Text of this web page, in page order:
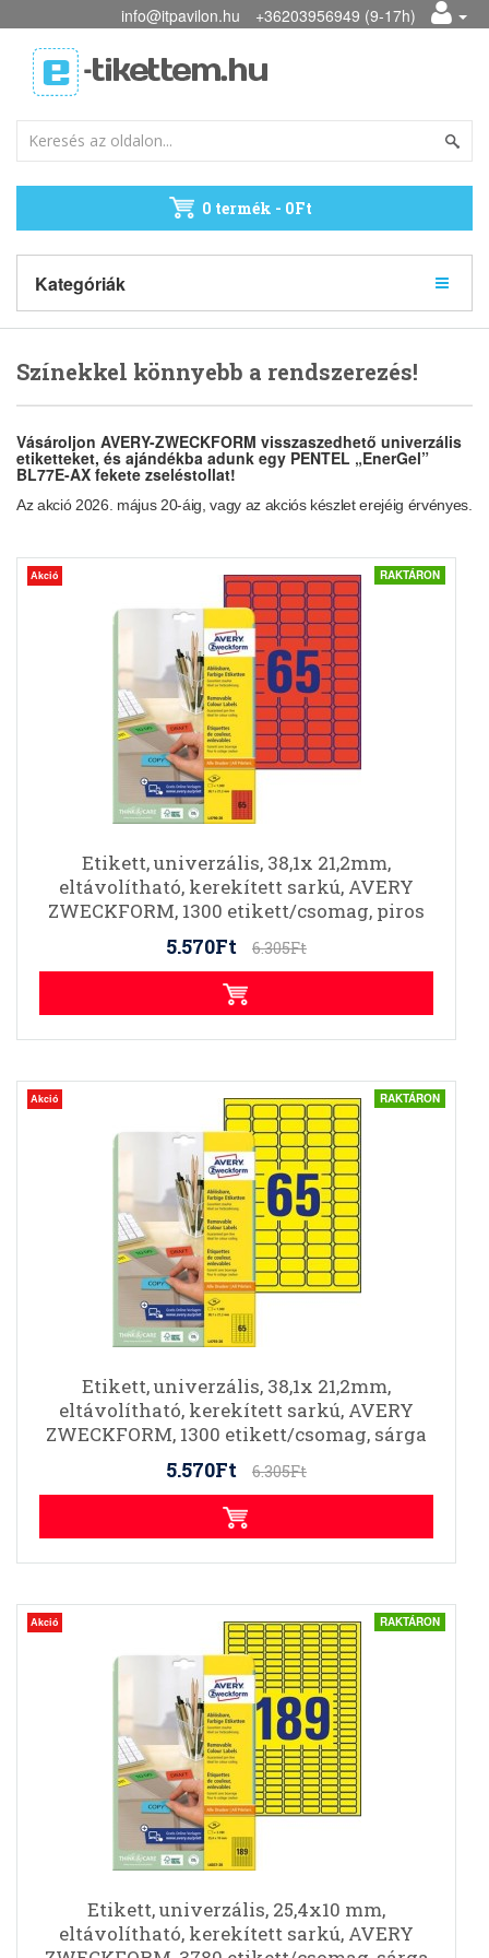
info@itpavilon.hu +36203956949 (9-17h)
0 termék - 0Ft
Kategóriák
Színekkel könnyebb a rendszerezés!
Vásároljon AVERY-ZWECKFORM visszaszedhető univerzális
etiketteket, és ajándékba adunk egy PENTEL „EnerGel”
BL77E-AX fekete zseléstollat!
Az akció 2026. május 20-áig, vagy az akciós készlet erejéig érvényes.
Akció RAKTÁRON
Etikett, univerzális, 38,1x 21,2mm,
eltávolítható, kerekített sarkú, AVERY
ZWECKFORM, 1300 etikett/csomag, piros
5.570Ft 6.305Ft
Akció RAKTÁRON
Etikett, univerzális, 38,1x 21,2mm,
eltávolítható, kerekített sarkú, AVERY
ZWECKFORM, 1300 etikett/csomag, sárga
5.570Ft 6.305Ft
Akció RAKTÁRON
Etikett, univerzális, 25,4x10 mm,
eltávolítható, kerekített sarkú, AVERY